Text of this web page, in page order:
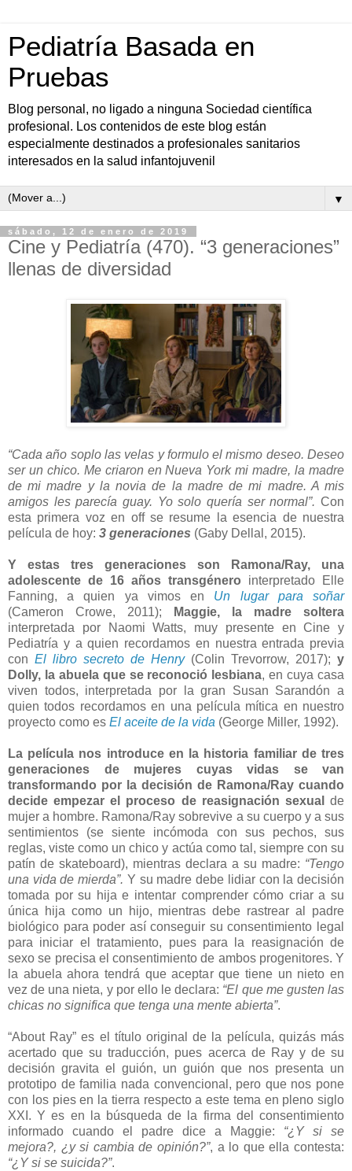
Pediatría Basada en
Pruebas
Blog personal, no ligado a ninguna Sociedad científica
profesional. Los contenidos de este blog están
especialmente destinados a profesionales sanitarios
interesados en la salud infantojuvenil
▼
sábado, 12 de enero de 2019
Cine y Pediatría (470). “3 generaciones”
llenas de diversidad
“Cada año soplo las velas y formulo el mismo deseo. Deseo
ser un chico. Me criaron en Nueva York mi madre, la madre
de mi madre y la novia de la madre de mi madre. A mis
amigos les parecía guay. Yo solo quería ser normal”. Con
esta primera voz en off se resume la esencia de nuestra
película de hoy: 3 generaciones (Gaby Dellal, 2015).
Y estas tres generaciones son Ramona/Ray, una
adolescente de 16 años transgénero interpretado Elle
Fanning, a quien ya vimos en Un lugar para soñar
(Cameron Crowe, 2011);
Maggie, la madre soltera
interpretada por Naomi Watts, muy presente en Cine y
Pediatría y a quien recordamos en nuestra entrada previa
con El libro secreto de Henry(Colin Trevorrow, 2017); y
Dolly, la abuela que se reconoció lesbiana, en cuya casa
viven todos, interpretada por la gran Susan Sarandón a
quien todos recordamos en una película mítica en nuestro
proyecto como es El aceite de la vida (George Miller, 1992).
La película nos introduce en la historia familiar de tres
generaciones de mujeres cuyas vidas se van
transformando por la decisión de Ramona/Ray cuando
decide empezar el proceso de reasignación sexual
de
mujer a hombre. Ramona/Ray sobrevive a su cuerpo y a sus
sentimientos (se siente incómoda con sus pechos, sus
reglas, viste como un chico y actúa como tal, siempre con su
patín de skateboard), mientras declara a su madre: “Tengo
una vida de mierda”. Y su madre debe lidiar con la decisión
tomada por su hija e intentar comprender cómo criar a su
única hija como un hijo, mientras debe rastrear al padre
biológico para poder así conseguir su consentimiento legal
para iniciar el tratamiento, pues para la reasignación de
sexo se precisa el consentimiento de ambos progenitores. Y
la abuela ahora tendrá que aceptar que tiene un nieto en
vez de una nieta, y por ello le declara: “El que me gusten las
chicas no significa que tenga una mente abierta”.
“About Ray” es el título original de la película, quizás más
acertado que su traducción, pues acerca de Ray y de su
decisión gravita el guión, un guión que nos presenta un
prototipo de familia nada convencional, pero que nos pone
con los pies en la tierra respecto a este tema en pleno siglo
XXI. Y es en la búsqueda de la firma del consentimiento
informado cuando el padre dice a Maggie: “¿Y si se
mejora?, ¿y si cambia de opinión?”, a lo que ella contesta:
“¿Y si se suicida?”.